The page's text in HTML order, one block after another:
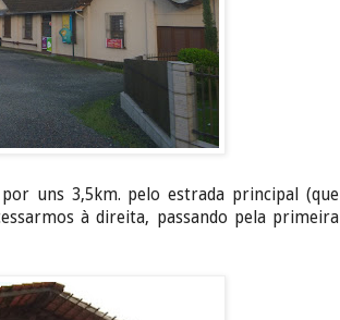
uns 3,5km. pelo estrada principal (que
à direita, passando pela primeira